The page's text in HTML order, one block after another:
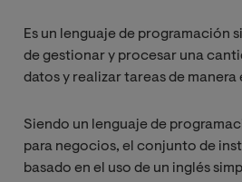
Es un lenguaje de programación
de gestionar y procesar una
datos y realizar tareas de manera
Siendo un lenguaje de
para negocios, el conjunto de
basado en el uso de un inglés